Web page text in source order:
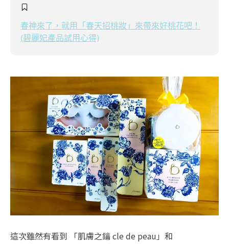
春神來了，就用「春天招桃妝」來帶來好桃花吧！
(碧麗妃產品試用心得)
這次雖然有看到 「肌膚之鑰 cle de peau」和